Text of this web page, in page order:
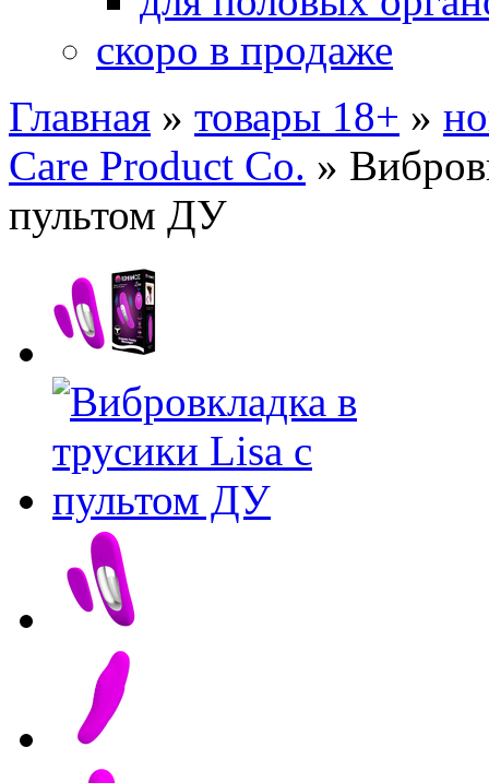
скоро в продаже
Главная » товары 18+ »
Care Product Co. »
пультом ДУ